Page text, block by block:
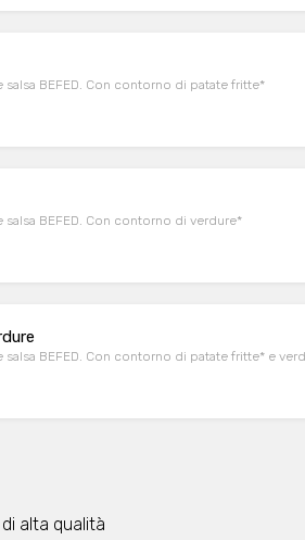
BEFED. Con contorno di patate fritte*
BEFED. Con contorno di verdure*
BEFED. Con contorno di patate fritte* e
alta qualità